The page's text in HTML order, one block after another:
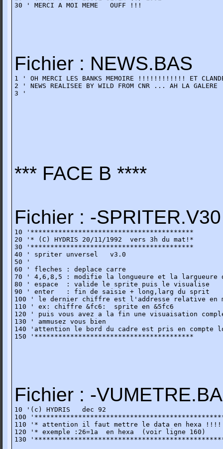
30 ' MERCI A MOI MEME   OUFF !!!
Fichier : NEWS.BAS
1 ' OH MERCI LES BANKS MEMOIRE !!!!!!!!!!!! ET
2 ' NEWS REALISEE BY WILD FROM CNR ... AH LA
3 '
*** FACE B ****
Fichier : -SPRITER.V30
10 '*****************************************
20 '* (C) HYDRIS 20/11/1992  vers 3h du mat!*
30 '*****************************************
40 ' spriter unversel   v3.0
50 '
60 ' fleches : deplace carre
70 ' 4,6,8,5 : modifie la longueure et la largueure
80 ' espace  : valide le sprite puis le visualise
90 ' enter   : fin de saisie + long,larg du sprit
100 ' le dernier chiffre est l'addresse relative en
110 ' ex: chiffre &fc6:  sprite en &5fc6
120 ' puis vous avez a la fin une visuaisation
130 ' ammusez vous bien
140 'attention le bord du cadre est pris en compte
150 '****************************************
Fichier : -
10 '(c) HYDRIS   dec 92
100
110 '* attention il faut mettre le data en hexa
120 '* exemple :26=1a  en hexa  (voir ligne
130